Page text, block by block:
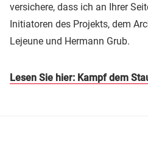
versichere, dass ich an Ihrer
Initiatoren des Projekts, dem
Lejeune und Hermann Grub.
Lesen Sie hier: Kampf dem